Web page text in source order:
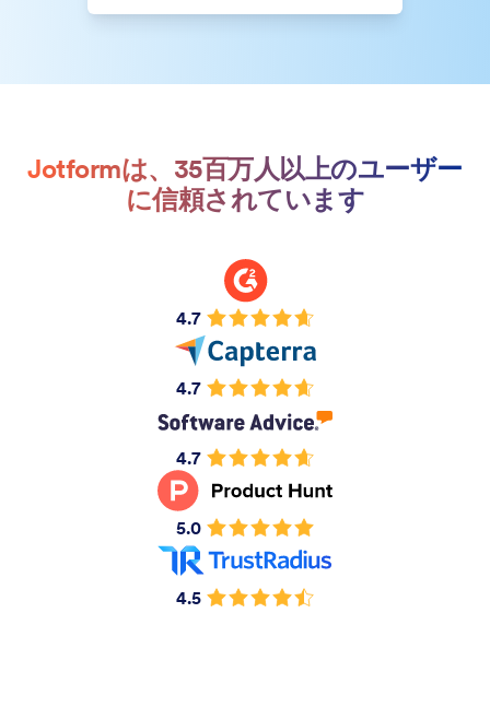
Jotformは、35百万人以上のユーザー
に信頼されています
4.7
4.7
4.7
5.0
4.5